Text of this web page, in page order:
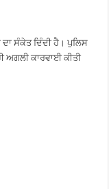
ਸੰਕੇਤ ਦਿੰਦੀ ਹੈ। ਪੁਲਿਸ
ਅਗਲੀ ਕਾਰਵਾਈ ਕੀਤੀ